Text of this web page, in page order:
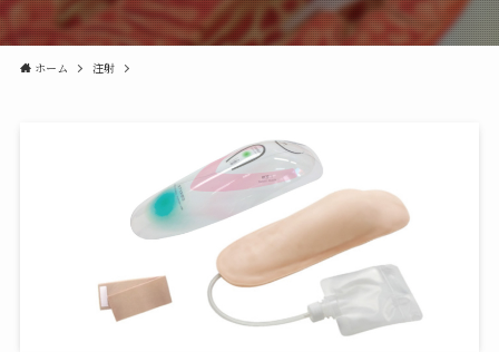
ホーム 注射